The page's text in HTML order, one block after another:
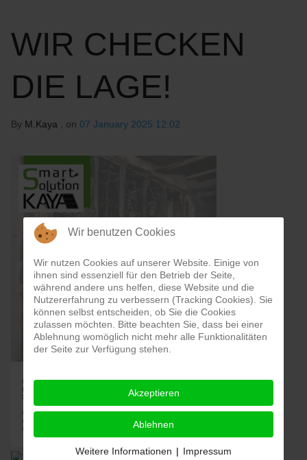
WIR CHECKEN
DIE LAGE!
By M.Kaya , on 07 January 2025 12:02
Wir benutzen Cookies
Wir nutzen Cookies auf unserer Website. Einige von
ihnen sind essenziell für den Betrieb der Seite,
während andere uns helfen, diese Website und die
Nutzererfahrung zu verbessern (Tracking Cookies). Sie
können selbst entscheiden, ob Sie die Cookies
zulassen möchten. Bitte beachten Sie, dass bei einer
Ablehnung womöglich nicht mehr alle Funktionalitäten
der Seite zur Verfügung stehen.
Akzeptieren
Ablehnen
Weitere Informationen | Impressum